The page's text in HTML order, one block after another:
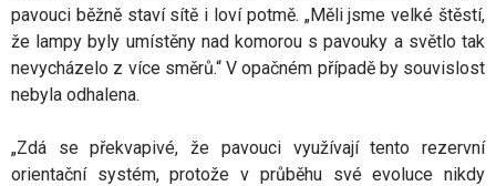
pavouci běžně staví sítě i loví potmě. „Měli jsme velké štěstí,
že lampy byly umístěny nad komorou s pavouky a světlo tak
nevycházelo z více směrů.“ V opačném případě by souvislost
nebyla odhalena.
„Zdá se překvapivé, že pavouci využívají tento rezervní
orientační systém, protože v průběhu své evoluce nikdy